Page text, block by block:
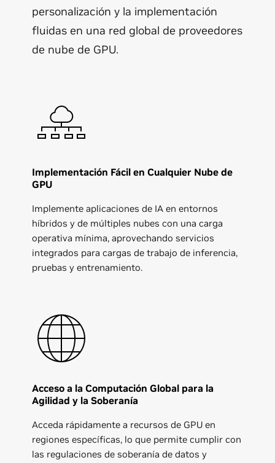
personalización y la implementación
fluidas en una red global de proveedores
de nube de GPU.
Implementación Fácil en Cualquier Nube de
GPU
Implemente aplicaciones de IA en entornos
híbridos y de múltiples nubes con una carga
operativa mínima, aprovechando servicios
integrados para cargas de trabajo de inferencia,
pruebas y entrenamiento.
Acceso a la Computación Global para la
Agilidad y la Soberanía
Acceda rápidamente a recursos de GPU en
regiones específicas, lo que permite cumplir con
las regulaciones de soberanía de datos y